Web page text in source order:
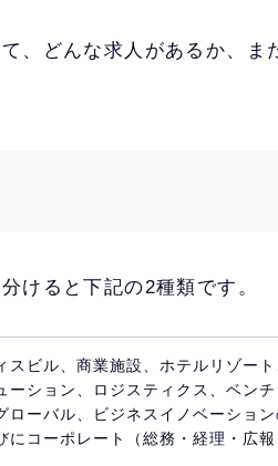
、どんな求人があるか、ま
けると下記の2種類です。
スビル、商業施設、ホテルリゾー
ーション、ロジスティクス、ベン
ローバル、ビジネスイノベーショ
にコーポレート（総務・経理・広